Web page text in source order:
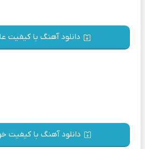
دانلود آهنگ با کیفیت
دانلود آهنگ با کیفیت خوب